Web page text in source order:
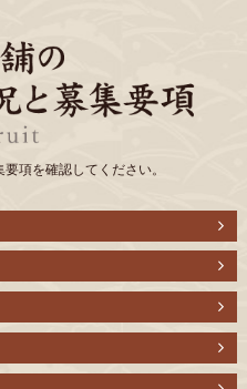
項を確認してください。